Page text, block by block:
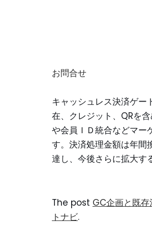
お問合せ
キャッシュレス決済ゲー
在、クレジット、QRを
や会員ＩＤ統合などマー
す。決済処理金額は年
達し、今後さらに拡大す
The post GC企画と既存
トナビ.